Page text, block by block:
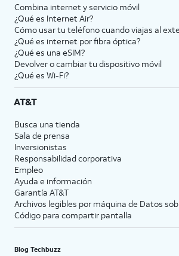
Combina internet y servicio móvil
¿Qué es Internet Air?
Cómo usar tu teléfono cuando viajas al
¿Qué es internet por fibra óptica?
¿Qué es una eSIM?
Devolver o cambiar tu dispositivo móvil
¿Qué es Wi-Fi?
AT&T
Busca una tienda
Sala de prensa
Inversionistas
Responsabilidad corporativa
Empleo
Ayuda e información
Garantía AT&T
Archivos legibles por máquina de Datos
Código para compartir pantalla
Blog Techbuzz